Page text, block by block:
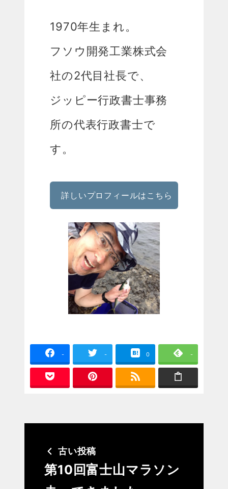
1970年生まれ。
フソウ開発工業株式会
社の2代目社長で、
ジッピー行政書士事務
所の代表行政書士で
す。
詳しいプロフィールはこちら
- - 0 -
古い投稿
第10回富士山マラソン